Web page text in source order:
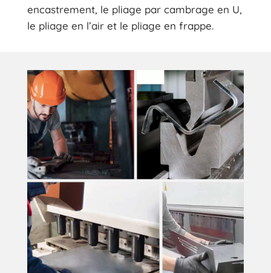
encastrement, le pliage par cambrage en U,
le pliage en l’air et le pliage en frappe.